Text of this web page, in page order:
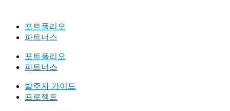
포트폴리오
파트너스
포트폴리오
파트너스
발주자 가이드
프로젝트